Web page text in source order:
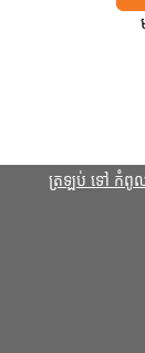
ត្រឡប់ ទៅ កំពូ